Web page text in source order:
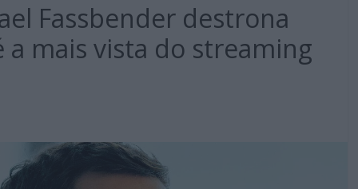
Fassbender destrona
a mais vista do streaming